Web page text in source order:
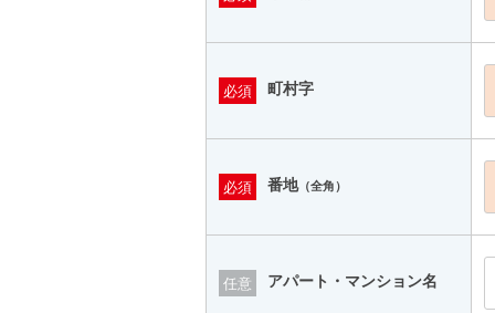
町村字
必須
番地（全角）
必須
アパート・マンション名
任意